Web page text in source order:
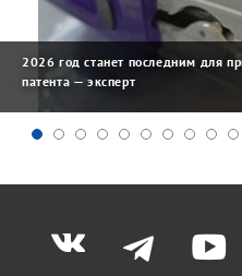
2026 год станет последним для
патента — эксперт